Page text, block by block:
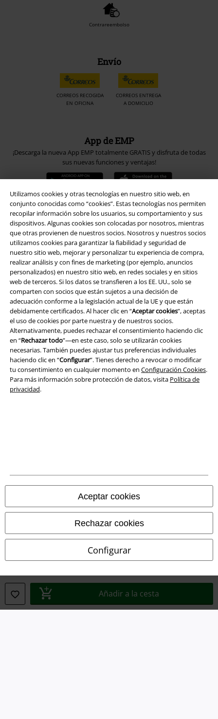
Utilizamos cookies y otras tecnologías en nuestro sitio web, en
conjunto conocidas como “cookies”. Estas tecnologías nos permiten
recopilar información sobre los usuarios, su comportamiento y sus
dispositivos. Algunas cookies son colocadas por nosotros, mientras
que otras provienen de nuestros socios. Nosotros y nuestros socios
utilizamos cookies para garantizar la fiabilidad y seguridad de
nuestro sitio web, mejorar y personalizar tu experiencia de compra,
realizar análisis y con fines de marketing (por ejemplo, anuncios
personalizados) en nuestro sitio web, en redes sociales y en sitios
web de terceros. Si los datos se transfieren a los EE. UU., solo se
comparten con socios que están sujetos a una decisión de
adecuación conforme a la legislación actual de la UE y que están
debidamente certificados. Al hacer clic en “Aceptar cookies”, aceptas
el uso de cookies por parte nuestra y de nuestros socios.
Alternativamente, puedes rechazar el consentimiento haciendo clic
en “Rechazar todo”—en este caso, solo se utilizarán cookies
necesarias. También puedes ajustar tus preferencias individuales
haciendo clic en “Configurar”. Tienes derecho a revocar o modificar
tu consentimiento en cualquier momento en Configuración Cookies.
Para más información sobre protección de datos, visita Política de
privacidad.
Aceptar cookies
Rechazar cookies
Configurar
Añadir a la cesta
Contrareembolso
Envío
CORREOS RECOGIDA
EN OFICINA
CORREOS ENTREGA
A DOMICILIO
App de EMP
¡Descarga la nueva App EMP totalmente GRATIS y disfruta de todas
sus nuevas funciones y ventajas!
A Warner Music Group Company
Seguridad
Declaración de Conformidad
Información sobre accesibilidad
Configuración Cookies
Cancelar pedido